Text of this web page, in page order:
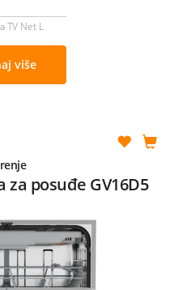
TV Net L
više
posuđe GV16D5